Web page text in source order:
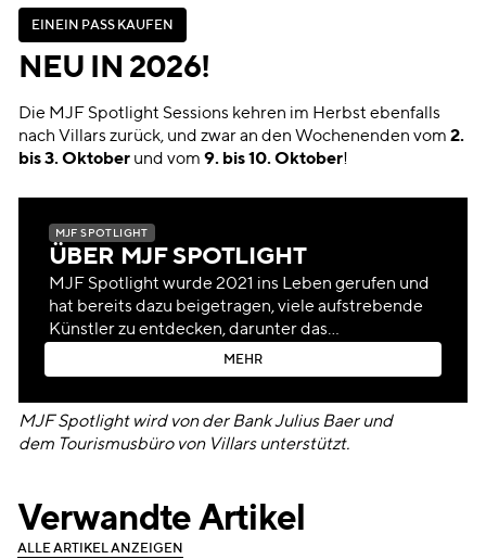
EI N EI N PASS KAUF EN
EINEINPASSKAUFEN
NEU IN 2026!
Die MJF Spotlight Sessions kehren im Herbst ebenfalls
nach Villars zurück, und zwar an den Wochenenden vom 2.
bis 3. Oktober und vom 9. bis 10. Oktober!
MJF SPOTLIGHT
ÜBER MJF SPOTLIGHT
MJF Spotlight wurde 2021 ins Leben gerufen und
hat bereits dazu beigetragen, viele aufstrebende
Künstler zu entdecken, darunter das
schweizerisch-ecuadorianische Duo Hermanos
Gutiérrez, die Argentinierin Nathy Peluso, den
die Britin Luvcat.
M EH R
MEHR
MJF Spotlight wird von der BankJulius Baer und
dem Tourismusbüro von Villarsunterstützt.
Verwandte Artikel
ALLEART KELAN Z EI G EN